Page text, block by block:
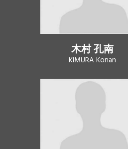
木村 孔南
KIMURA Konan